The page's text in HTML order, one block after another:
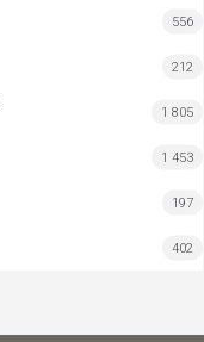
556
212
1 805
1 453
197
402